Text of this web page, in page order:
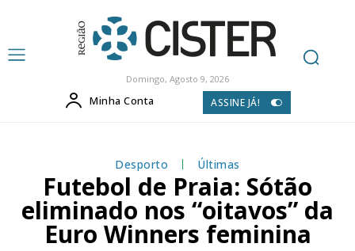
Domingo, Agosto 9, 2026
Minha Conta ASSINE JÁ!
Desporto Últimas
Futebol de Praia: Sótão
eliminado nos “oitavos” da
Euro Winners feminina